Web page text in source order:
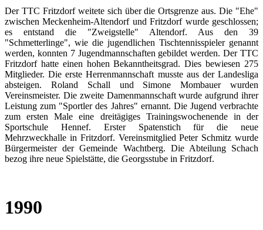
Der TTC Fritzdorf weitete sich über die Ortsgrenze aus. Die "Ehe"
zwischen Meckenheim-Altendorf und Fritzdorf wurde geschlossen;
es entstand die "Zweigstelle" Altendorf. Aus den 39
"Schmetterlinge", wie die jugendlichen Tischtennisspieler genannt
werden, konnten 7 Jugendmannschaften gebildet werden. Der TTC
Fritzdorf hatte einen hohen Bekanntheitsgrad. Dies bewiesen 275
Mitglieder. Die erste Herrenmannschaft musste aus der Landesliga
absteigen. Roland Schall und Simone Mombauer wurden
Vereinsmeister. Die zweite Damenmannschaft wurde aufgrund ihrer
Leistung zum "Sportler des Jahres" ernannt. Die Jugend verbrachte
zum ersten Male eine dreitägiges Trainingswochenende in der
Sportschule Hennef. Erster Spatenstich für die neue
Mehrzweckhalle in Fritzdorf. Vereinsmitglied Peter Schmitz wurde
Bürgermeister der Gemeinde Wachtberg. Die Abteilung Schach
bezog ihre neue Spielstätte, die Georgsstube in Fritzdorf.
1990